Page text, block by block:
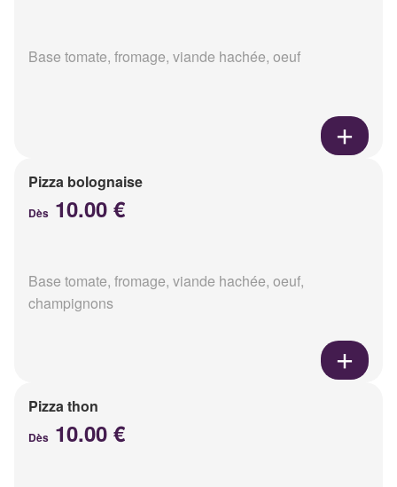
Base tomate, fromage, viande hachée, oeuf
Pizza bolognaise
Dès 10.00 €
Base tomate, fromage, viande hachée, oeuf,
champignons
Pizza thon
Dès 10.00 €